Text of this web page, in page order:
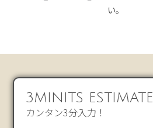
い。
3MINITS ESTIMATE
カンタン3分入力！